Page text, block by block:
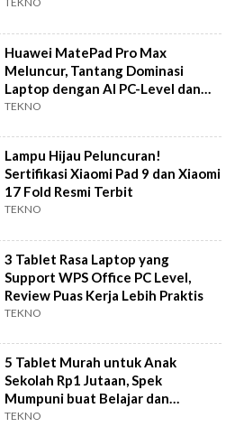
Huawei MatePad Pro Max
Meluncur, Tantang Dominasi
Laptop dengan AI PC-Level dan
Desain Tertipis
TEKNO
Lampu Hijau Peluncuran!
Sertifikasi Xiaomi Pad 9 dan Xiaomi
17 Fold Resmi Terbit
TEKNO
3 Tablet Rasa Laptop yang
Support WPS Office PC Level,
Review Puas Kerja Lebih Praktis
TEKNO
5 Tablet Murah untuk Anak
Sekolah Rp1 Jutaan, Spek
Mumpuni buat Belajar dan
Hiburan
TEKNO